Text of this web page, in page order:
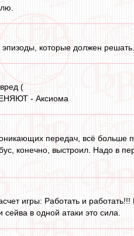
которые должен решать.
(
- Аксиома
передач, всё
конечно, выстроил. Надо в
игры: Работать и работать!!!
в одной атаки это сила.